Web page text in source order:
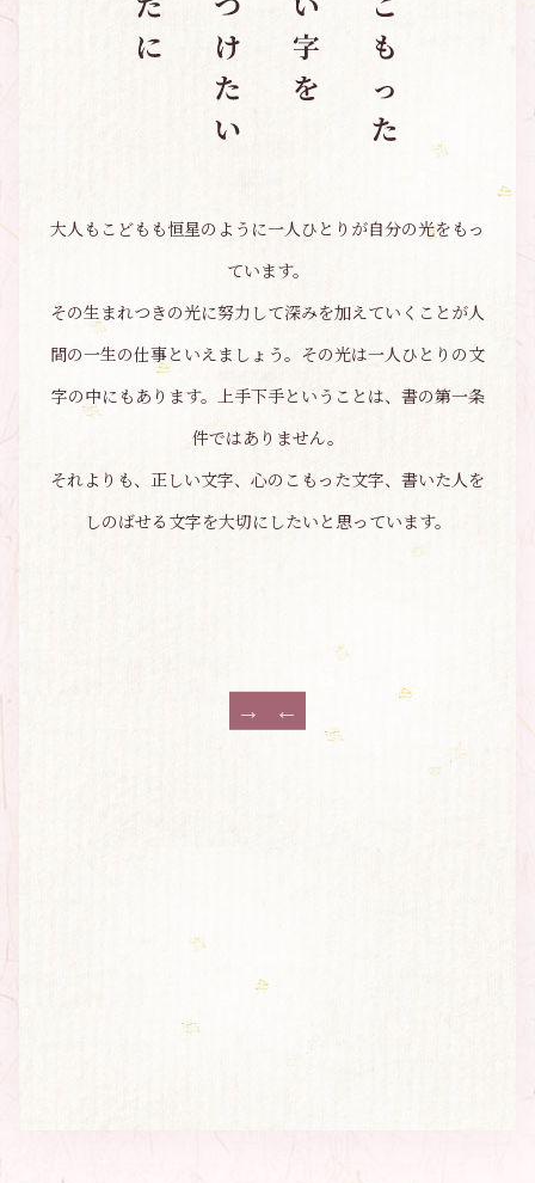
大人もこどもも恒星のように一人ひとりが自分の光をもっ
ています。
その生まれつきの光に努力して深みを加えていくことが人
間の一生の仕事といえましょう。その光は一人ひとりの文
字の中にもあります。上手下手ということは、書の第一条
件ではありません。
それよりも、正しい文字、心のこもった文字、書いた人を
しのばせる文字を大切にしたいと思っています。